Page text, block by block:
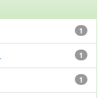
1
1
1